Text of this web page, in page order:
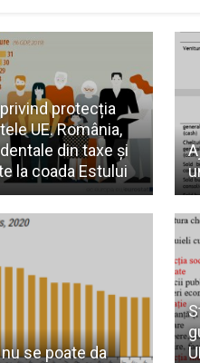
protecția
UE. România,
din taxe și
la coada Estului
se poate da